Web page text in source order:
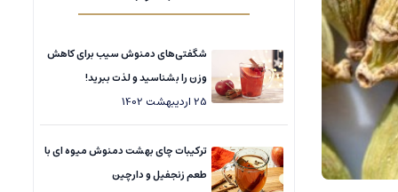
شگفتی‌های دمنوش سیب برای کاهش
وزن را بشناسید و لذت ببرید!
25 اردیبهشت 1402
ترکیبات چای بهشت دمنوش میوه ای با
طعم زنجفیل و دارچین